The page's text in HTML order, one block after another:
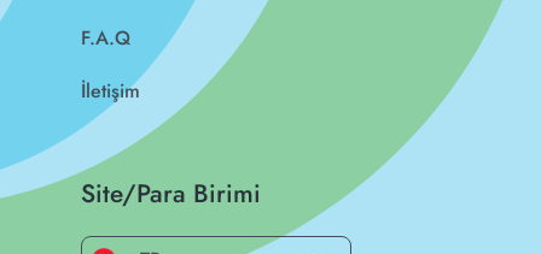
F.A.Q
İletişim
Site/Para Birimi